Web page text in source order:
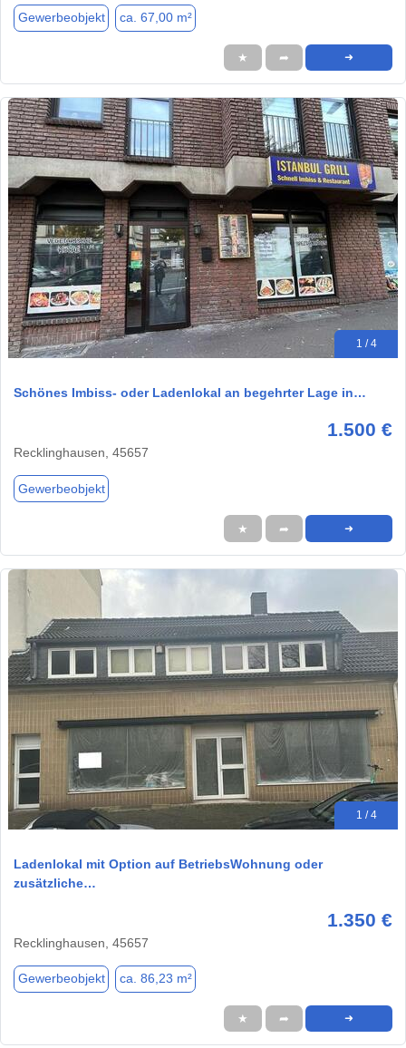
Gewerbeobjekt ca. 67,00 m²
★ ➦ ➜
1 / 4
Schönes Imbiss- oder Ladenlokal an begehrter Lage in…
1.500 €
Recklinghausen, 45657
Gewerbeobjekt
★ ➦ ➜
1 / 4
Ladenlokal mit Option auf BetriebsWohnung oder
zusätzliche…
1.350 €
Recklinghausen, 45657
Gewerbeobjekt ca. 86,23 m²
★ ➦ ➜